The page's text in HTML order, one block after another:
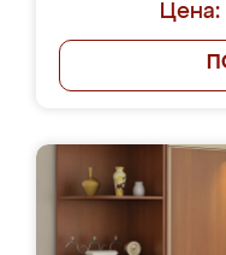
Цена: